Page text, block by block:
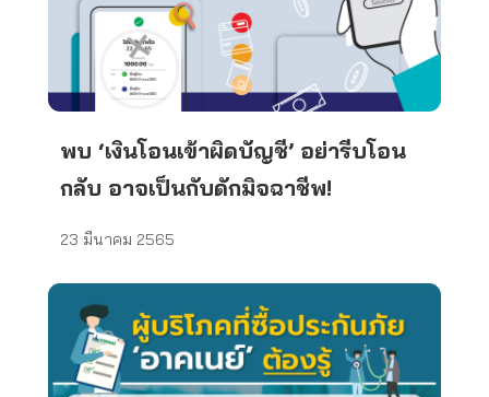
พบ ‘เงินโอนเข้าผิดบัญชี’ อย่ารีบโอน
กลับ อาจเป็นกับดักมิจฉาชีพ!
23 มีนาคม 2565